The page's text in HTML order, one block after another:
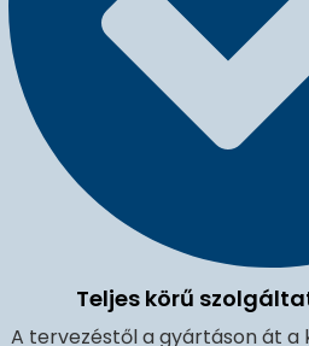
Teljes körű
A tervezéstől a gyártáson át a